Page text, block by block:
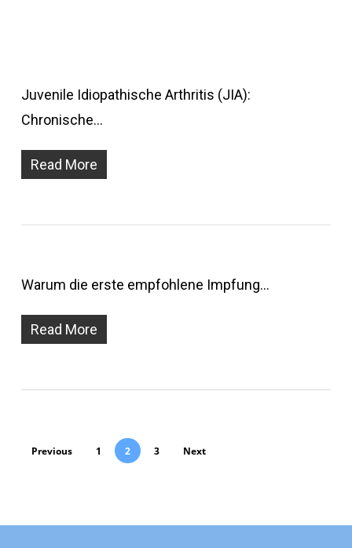
Juvenile Idiopathische Arthritis (JIA):
Chronische…
Read More
Warum die erste empfohlene Impfung…
Read More
Previous 1 2 3 Next